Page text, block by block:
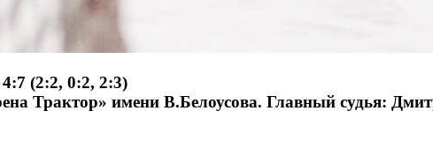
(2:2, 0:2, 2:3)
Трактор» имени В.Белоусова. Главный судья: